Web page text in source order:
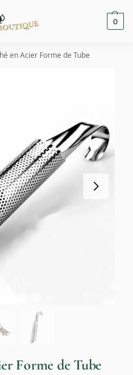
0
en Acier Forme de Tube
Forme de Tube